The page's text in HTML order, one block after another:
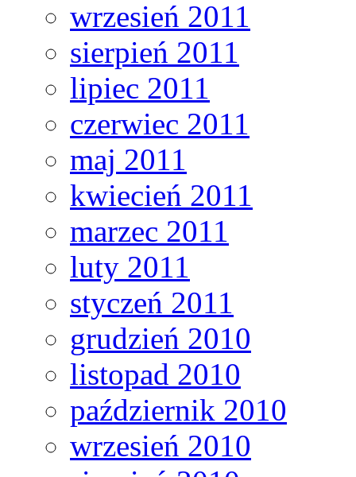
wrzesień 2011
sierpień 2011
lipiec 2011
czerwiec 2011
maj 2011
kwiecień 2011
marzec 2011
luty 2011
styczeń 2011
grudzień 2010
listopad 2010
październik 2010
wrzesień 2010